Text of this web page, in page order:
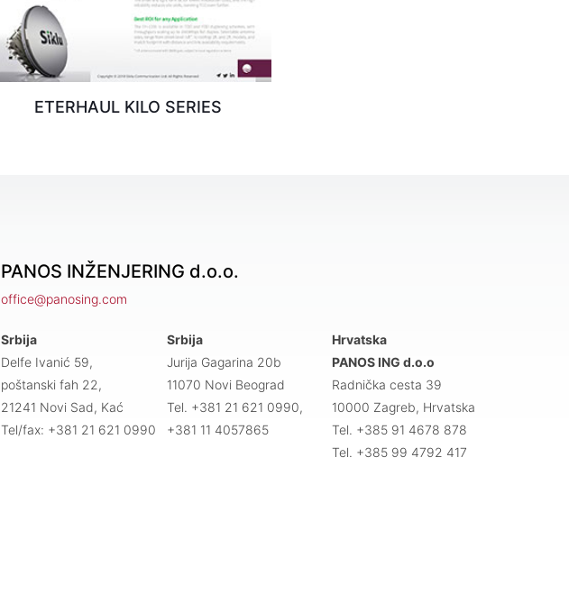
ETERHAUL KILO SERIES
PANOS INŽENJERING d.o.o.
office@panosing.com
Srbija
Delfe Ivanić 59,
poštanski fah 22,
21241 Novi Sad, Kać
Tel/fax: +381 21 621 0990
Srbija
Jurija Gagarina 20b
11070 Novi Beograd
Tel. +381 21 621 0990,
+381 11 4057865
Hrvatska
PANOS ING d.o.o
Radnička cesta 39
10000 Zagreb, Hrvatska
Tel. +385 91 4678 878
Tel. +385 99 4792 417